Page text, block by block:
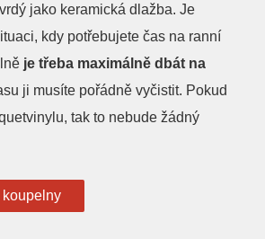
jako keramická dlažba. Je
kdy potřebujete čas na ranní
je třeba maximálně dbát na
ji musíte pořádně vyčistit. Pokud
tak to nebude žádný
koupelny